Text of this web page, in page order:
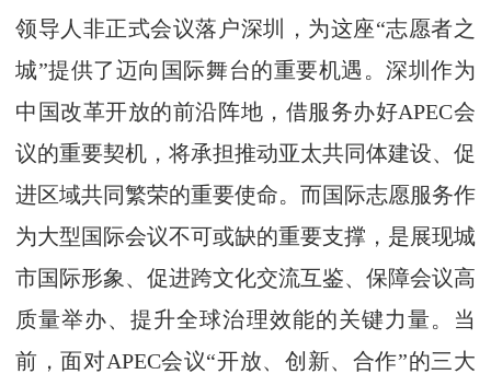
领导人非正式会议落户深圳，为这座“志愿者之
城”提供了迈向国际舞台的重要机遇。深圳作为
中国改革开放的前沿阵地，借服务办好APEC会
议的重要契机，将承担推动亚太共同体建设、促
进区域共同繁荣的重要使命。而国际志愿服务作
为大型国际会议不可或缺的重要支撑，是展现城
市国际形象、促进跨文化交流互鉴、保障会议高
质量举办、提升全球治理效能的关键力量。当
前，面对APEC会议“开放、创新、合作”的三大